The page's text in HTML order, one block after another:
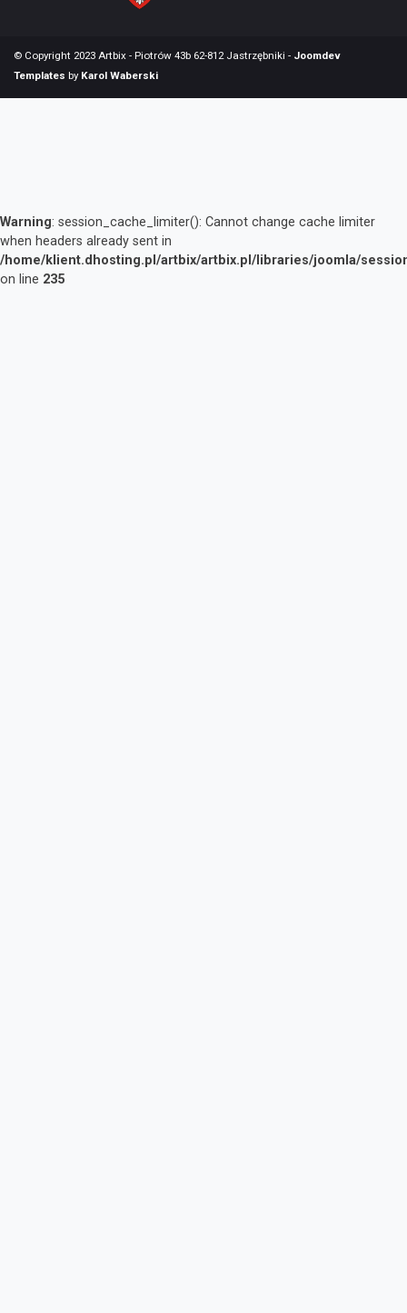
© Copyright 2023 Artbix - Piotrów 43b 62-812 Jastrzębniki - Joomdev
Templates by Karol Waberski
Warning: session_cache_limiter(): Cannot change cache limiter
when headers already sent in
/home/klient.dhosting.pl/artbix/artbix.pl/libraries/joomla/
on line 235